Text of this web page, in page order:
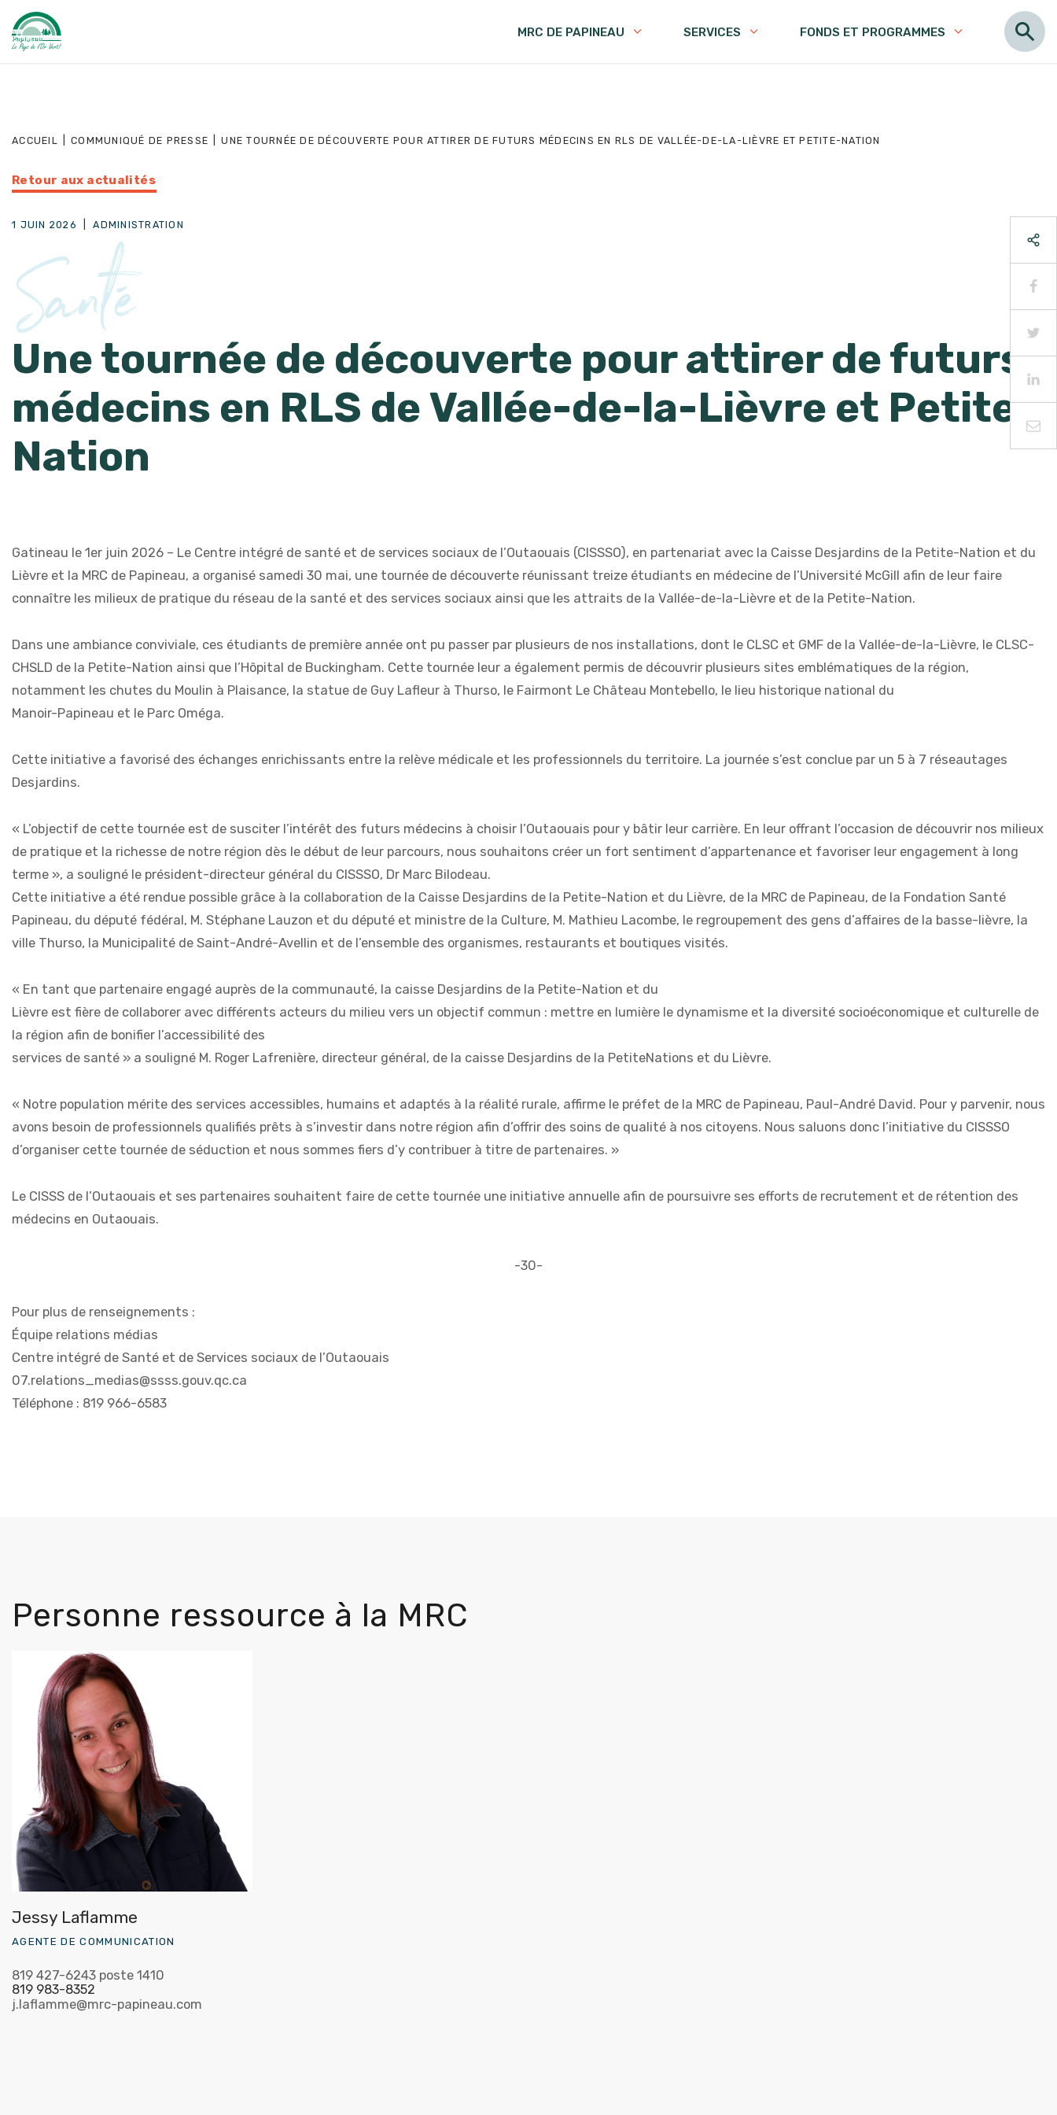
MRC DE PAPINEAU SERVICES FONDS ET PROGRAMMES
ACCUEIL COMMUNIQUÉ DE PRESSE UNE TOURNÉE DE DÉCOUVERTE POUR ATTIRER DE FUTURS MÉDECINS EN RLS DE VALLÉE-DE-LA-LIÈVRE ET PETITE-NATION
Retour aux actualités
1 JUIN 2026 ADMINISTRATION
Santé
Une tournée de découverte pour attirer de futurs
médecins en RLS de Vallée-de-la-Lièvre et Petite-
Nation
Gatineau le 1er juin 2026 – Le Centre intégré de santé et de services sociaux de l’Outaouais (CISSSO), en partenariat avec la Caisse Desjardins de la Petite-Nation et du
Lièvre et la MRC de Papineau, a organisé samedi 30 mai, une tournée de découverte réunissant treize étudiants en médecine de l’Université McGill afin de leur faire
connaître les milieux de pratique du réseau de la santé et des services sociaux ainsi que les attraits de la Vallée-de-la-Lièvre et de la Petite-Nation.
Dans une ambiance conviviale, ces étudiants de première année ont pu passer par plusieurs de nos installations, dont le CLSC et GMF de la Vallée-de-la-Lièvre, le CLSC-
CHSLD de la Petite-Nation ainsi que l’Hôpital de Buckingham. Cette tournée leur a également permis de découvrir plusieurs sites emblématiques de la région,
notamment les chutes du Moulin à Plaisance, la statue de Guy Lafleur à Thurso, le Fairmont Le Château Montebello, le lieu historique national du
Manoir-Papineau et le Parc Oméga.
Cette initiative a favorisé des échanges enrichissants entre la relève médicale et les professionnels du territoire. La journée s’est conclue par un 5 à 7 réseautages
Desjardins.
« L’objectif de cette tournée est de susciter l’intérêt des futurs médecins à choisir l’Outaouais pour y bâtir leur carrière. En leur offrant l’occasion de découvrir nos milieux
de pratique et la richesse de notre région dès le début de leur parcours, nous souhaitons créer un fort sentiment d’appartenance et favoriser leur engagement à long
terme », a souligné le président-directeur général du CISSSO, Dr Marc Bilodeau.
Cette initiative a été rendue possible grâce à la collaboration de la Caisse Desjardins de la Petite-Nation et du Lièvre, de la MRC de Papineau, de la Fondation Santé
Papineau, du député fédéral, M. Stéphane Lauzon et du député et ministre de la Culture, M. Mathieu Lacombe, le regroupement des gens d’affaires de la basse-lièvre, la
ville Thurso, la Municipalité de Saint-André-Avellin et de l’ensemble des organismes, restaurants et boutiques visités.
« En tant que partenaire engagé auprès de la communauté, la caisse Desjardins de la Petite-Nation et du
Lièvre est fière de collaborer avec différents acteurs du milieu vers un objectif commun : mettre en lumière le dynamisme et la diversité socioéconomique et culturelle de
la région afin de bonifier l’accessibilité des
services de santé » a souligné M. Roger Lafrenière, directeur général, de la caisse Desjardins de la PetiteNations et du Lièvre.
« Notre population mérite des services accessibles, humains et adaptés à la réalité rurale, affirme le préfet de la MRC de Papineau, Paul-André David. Pour y parvenir, nous
avons besoin de professionnels qualifiés prêts à s’investir dans notre région afin d’offrir des soins de qualité à nos citoyens. Nous saluons donc l’initiative du CISSSO
d’organiser cette tournée de séduction et nous sommes fiers d’y contribuer à titre de partenaires. »
Le CISSS de l’Outaouais et ses partenaires souhaitent faire de cette tournée une initiative annuelle afin de poursuivre ses efforts de recrutement et de rétention des
médecins en Outaouais.
-30-
Pour plus de renseignements :
Équipe relations médias
Centre intégré de Santé et de Services sociaux de l’Outaouais
07.relations_medias@ssss.gouv.qc.ca
Téléphone : 819 966-6583
Personne ressource à la MRC
Jessy Laflamme
AGENTE DE COMMUNICATION
819 427-6243 poste 1410
819 983-8352
j.laflamme@mrc-papineau.com